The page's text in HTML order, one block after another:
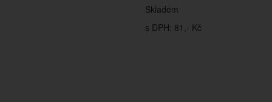
Skladem
s DPH: 81,- Kč